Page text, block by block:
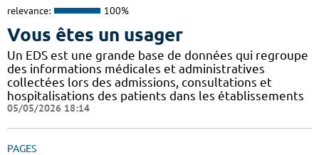
relevance: 100%
Vous êtes un usager
Un EDS est une grande base de données qui regroupe
des informations médicales et administratives
collectées lors des admissions, consultations et
hospitalisations des patients dans les établissements
05/05/2026 18:14
PAGES